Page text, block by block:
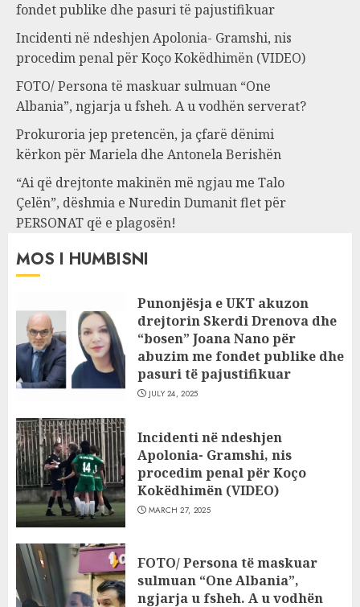
fondet publike dhe pasuri të pajustifikuar
Incidenti në ndeshjen Apolonia- Gramshi, nis
procedim penal për Koço Kokëdhimën (VIDEO)
FOTO/ Persona të maskuar sulmuan “One
Albania”, ngjarja u fsheh. A u vodhën serverat?
Prokuroria jep pretencën, ja çfarë dënimi
kërkon për Mariela dhe Antonela Berishën
“Ai që drejtonte makinën më ngjau me Talo
Çelën”, dëshmia e Nuredin Dumanit flet për
PERSONAT që e plagosën!
MOS I HUMBISNI
Punonjësja e UKT akuzon
drejtorin Skerdi Drenova dhe
“bosen” Joana Nano për
abuzim me fondet publike dhe
pasuri të pajustifikuar
JULY 24, 2025
Incidenti në ndeshjen
Apolonia- Gramshi, nis
procedim penal për Koço
Kokëdhimën (VIDEO)
MARCH 27, 2025
FOTO/ Persona të maskuar
sulmuan “One Albania”,
ngjarja u fsheh. A u vodhën